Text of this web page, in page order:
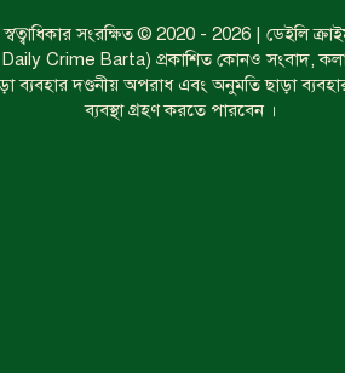
গ্রেফতারের দাবিতে মানববন্ধন
বিক্ষোভ।
স্বত্বাধিকার সংরক্ষিত © 2020 - 2026 | ডেইলি
( Daily Crime Barta) প্রকাশিত কোনও সংবাদ,
ব্যবহার দণ্ডনীয় অপরাধ এবং অনুমতি ছাড়া
ব্যবস্থা গ্রহণ করতে পারবেন ।